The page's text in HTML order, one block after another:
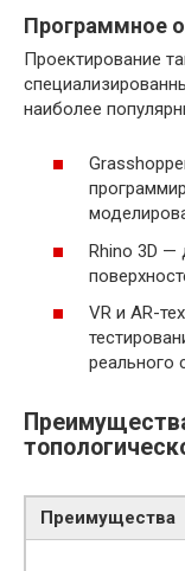
Программное
Проектирование
наиболее
Rhino 3D —
VR и AR-
реального
Преимущества